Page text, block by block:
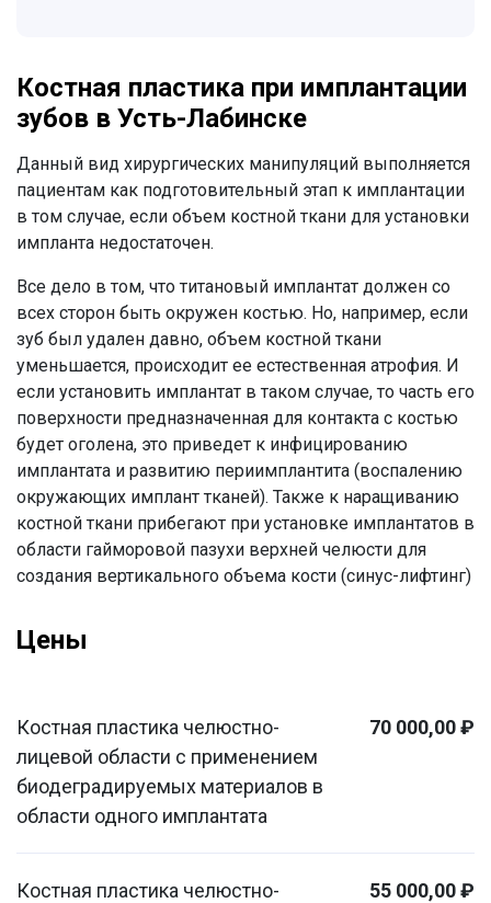
Костная пластика при имплантации
зубов в Усть-Лабинске
Данный вид хирургических манипуляций выполняется
пациентам как подготовительный этап к имплантации
в том случае, если объем костной ткани для установки
импланта недостаточен.
Все дело в том, что титановый имплантат должен со
всех сторон быть окружен костью. Но, например, если
зуб был удален давно, объем костной ткани
уменьшается, происходит ее естественная атрофия. И
если установить имплантат в таком случае, то часть его
поверхности предназначенная для контакта с костью
будет оголена, это приведет к инфицированию
имплантата и развитию периимплантита (воспалению
окружающих имплант тканей). Также к наращиванию
костной ткани прибегают при установке имплантатов в
области гайморовой пазухи верхней челюсти для
создания вертикального объема кости (синус-лифтинг)
Цены
Костная пластика челюстно-
лицевой области с применением
биодеградируемых материалов в
области одного имплантата
70 000,00 ₽
Костная пластика челюстно-
55 000,00 ₽